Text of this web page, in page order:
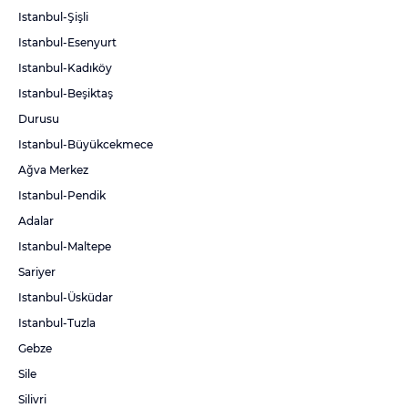
Istanbul-Şişli
Istanbul-Esenyurt
Istanbul-Kadıköy
Istanbul-Beşiktaş
Durusu
Istanbul-Büyükcekmece
Ağva Merkez
Istanbul-Pendik
Adalar
Istanbul-Maltepe
Sariyer
Istanbul-Üsküdar
Istanbul-Tuzla
Gebze
Sile
Silivri